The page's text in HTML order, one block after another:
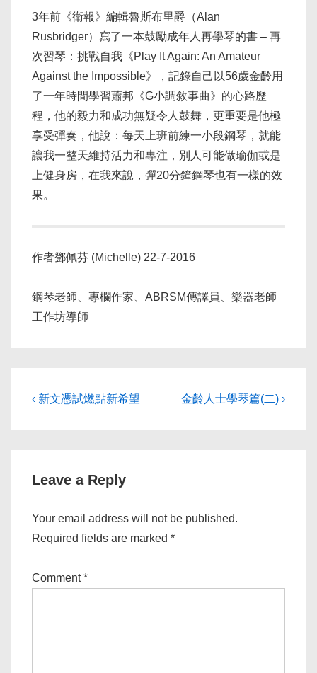
3年前《衛報》編輯魯斯布里爵（Alan
Rusbridger）寫了一本鼓勵成年人再學琴的書 – 再
次習琴：挑戰自我《Play It Again: An Amateur
Against the Impossible》，記錄自己以56歲金齡用
了一年時間學習蕭邦《G小調敘事曲》的心路歷
程，他的毅力和成功無疑令人鼓舞，更重要是他極
享受彈奏，他說：每天上班前練一小段鋼琴，就能
讓我一整天維持活力和專注，別人可能做瑜伽或是
上健身房，在我來說，彈20分鐘鋼琴也有一樣的效
果。
作者鄧佩芬 (Michelle) 22-7-2016
鋼琴老師、專欄作家、ABRSM傳譯員、樂器老師
工作坊導師
Post
Previous
‹ 新文憑試燃點新希望
Next
金齡人士學琴篇(二) ›
Leave a Reply
Your email address will not be published.
Required fields are marked *
Comment*